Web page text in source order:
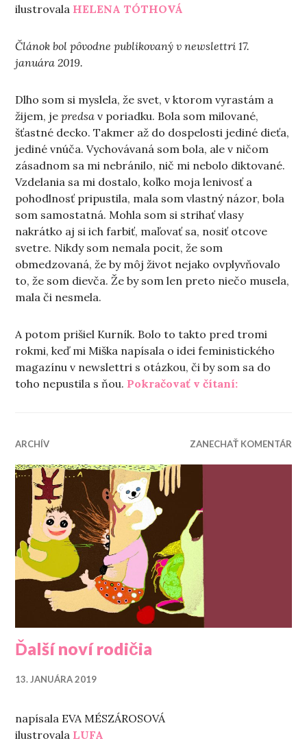
ilustrovala HELENA TÓTHOVÁ
Článok bol pôvodne publikovaný v newslettri 17.
januára 2019.
Dlho som si myslela, že svet, v ktorom vyrastám a
žijem, jepredsav poriadku. Bola som milované,
šťastné decko. Takmer až do dospelosti jediné dieťa,
jediné vnúča. Vychovávaná som bola, ale v ničom
zásadnom sa mi nebránilo, nič mi nebolo diktované.
Vzdelania sa mi dostalo, koľko moja lenivosť a
pohodlnosť pripustila, mala som vlastný názor, bola
som samostatná. Mohla som si strihať vlasy
nakrátko aj si ich farbiť, maľovať sa, nosiť otcove
svetre. Nikdy som nemala pocit, že som
obmedzovaná, že by môj život nejako ovplyvňovalo
to, že som dievča. Že by som len preto niečo musela,
mala či nesmela.
A potom prišiel Kurník. Bolo to takto pred tromi
rokmi, keď mi Miška napísala o idei feministického
magazínu v newslettri s otázkou, či by som sa do
toho nepustila s ňou. Pokračovať v čítaní:„Čo už viac
ARCHÍV ZANECHAŤ KOMENTÁR
Ďalší noví rodičia
13. JANUÁRA 2019
napísala EVA MÉSZÁROSOVÁ
ilustrovala LUFA